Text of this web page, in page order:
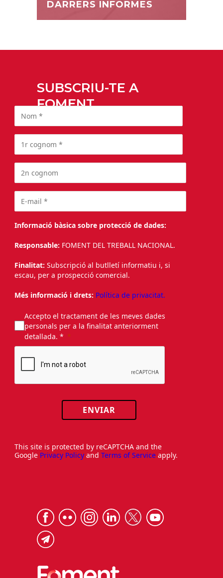
DARRERS INFORMES
SUBSCRIU-TE A
FOMENT
Informació bàsica sobre protecció de dades:
Responsable: FOMENT DEL TREBALL NACIONAL.
Finalitat: Subscripció al butlletí informatiu i, si
escau, per a prospecció comercial.
Més informació i drets: Política de privacitat.
Accepto el tractament de les meves dades
personals per a la finalitat anteriorment
detallada. *
ENVIAR
This site is protected by reCAPTCHA and the
Google Privacy Policy and Terms of Service apply.